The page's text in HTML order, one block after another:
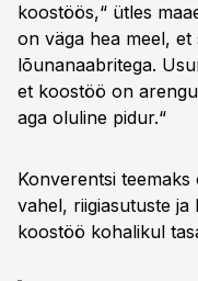
koostöös,“ ütles
on väga hea meel, et
lõunanaabritega.
et koostöö on
aga oluline pidur.“
Konverentsi
vahel, riigiasutuste
koostöö kohalikul